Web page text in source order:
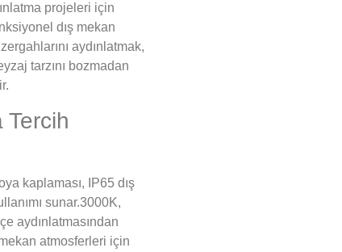
projeleri için
dış mekan
aydınlatmak,
tarzını bozmadan
Tercih
kaplaması, IP65 dış
sunar.3000K,
aydınlatmasından
atmosferleri için